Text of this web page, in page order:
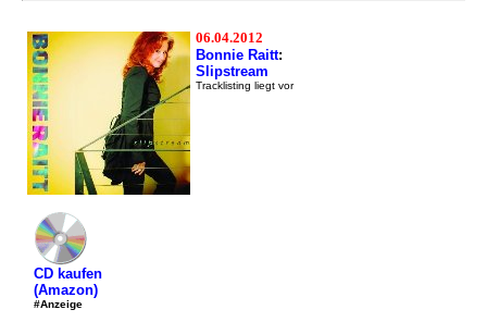
06.04.2012
Bonnie Raitt:
Slipstream
Tracklisting liegt vor
CD kaufen
(Amazon)
#Anzeige